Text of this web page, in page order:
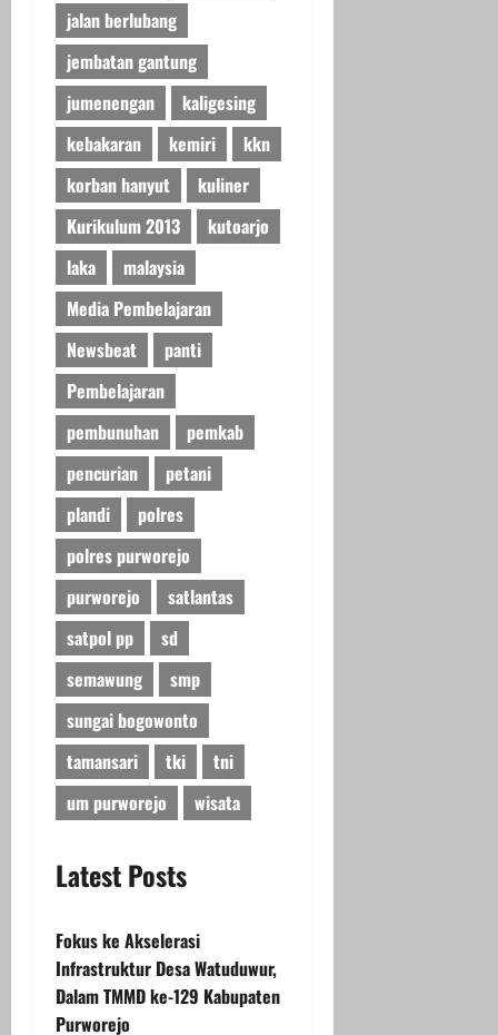
jalan berlubang
jembatan gantung
jumenengan
kaligesing
kebakaran
kemiri
kkn
korban hanyut
kuliner
Kurikulum 2013
kutoarjo
laka
malaysia
Media Pembelajaran
Newsbeat
panti
Pembelajaran
pembunuhan
pemkab
pencurian
petani
plandi
polres
polres purworejo
purworejo
satlantas
satpol pp
sd
semawung
smp
sungai bogowonto
tamansari
tki
tni
um purworejo
wisata
Latest Posts
Fokus ke Akselerasi
Infrastruktur Desa Watuduwur,
Dalam TMMD ke-129 Kabupaten
Purworejo